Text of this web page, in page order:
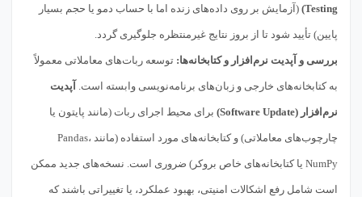
Testing) (آزمایش بر روی داده‌های زنده اما با حساب دمو یا حجم بسیار
پایین) تأیید شود تا از بروز نتایج غیرمنتظره جلوگیری گردد.
بررسی و آپدیت نرم‌افزار و کتابخانه‌ها: توسعه ربات‌های معاملاتی معمولاً
به کتابخانه‌های خارجی و زبان‌های برنامه‌نویسی وابسته است. آپدیت
نرم‌افزار (Software Update) برای محیط اجرای ربات (مانند پایتون یا
چارچوب‌های معاملاتی) و کتابخانه‌های مورد استفاده (مانند Pandas،
NumPy یا کتابخانه‌های خاص بروکر) ضروری است. نسخه‌های جدید ممکن
است شامل رفع اشکالات امنیتی، بهبود عملکرد، یا تغییراتی باشند که